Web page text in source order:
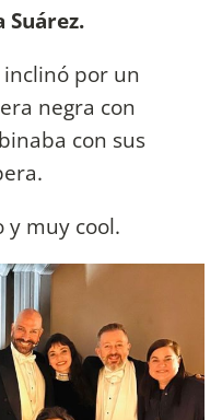
Suárez.
inclinó por un
negra con
con sus
y muy cool.